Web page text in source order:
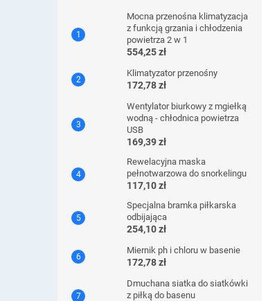
Mocna przenośna klimatyzacja
z funkcją grzania i chłodzenia
powietrza 2 w 1
554,25 zł
Klimatyzator przenośny
172,78 zł
Wentylator biurkowy z mgiełką
wodną - chłodnica powietrza
USB
169,39 zł
Rewelacyjna maska ​​
pełnotwarzowa do snorkelingu
117,10 zł
Specjalna bramka piłkarska
odbijająca
254,10 zł
Miernik ph i chloru w basenie
172,78 zł
Dmuchana siatka do siatkówki
z piłką do basenu